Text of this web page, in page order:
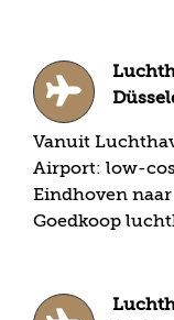
Vanuit
Airport: low-
Eindhoven
Goedkoop